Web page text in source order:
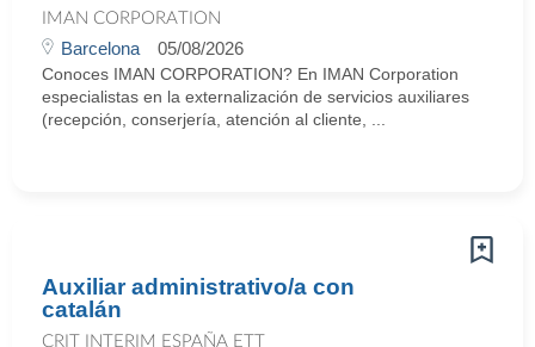
IMAN CORPORATION
Barcelona 05/08/2026
Conoces IMAN CORPORATION? En IMAN Corporation
especialistas en la externalización de servicios auxiliares
(recepción, conserjería, atención al cliente, ...
Auxiliar administrativo/a con
catalán
CRIT INTERIM ESPAÑA ETT